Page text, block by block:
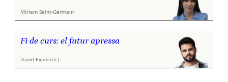
Miriam Saint-Germain
Fi de curs: el futur apressa
David Expósito J.